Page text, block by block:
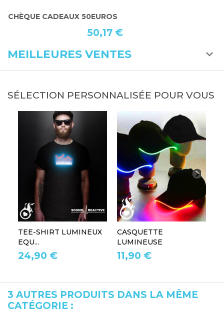
CHÈQUE CADEAUX 50EUROS
50,17 €
MEILLEURES VENTES
SÉLECTION PERSONNALISÉE POUR VOUS
TEE-SHIRT LUMINEUX
EQU...
24,90 €
CASQUETTE
LUMINEUSE
11,90 €
3 AUTRES PRODUITS DANS LA MÊME
CATÉGORIE :